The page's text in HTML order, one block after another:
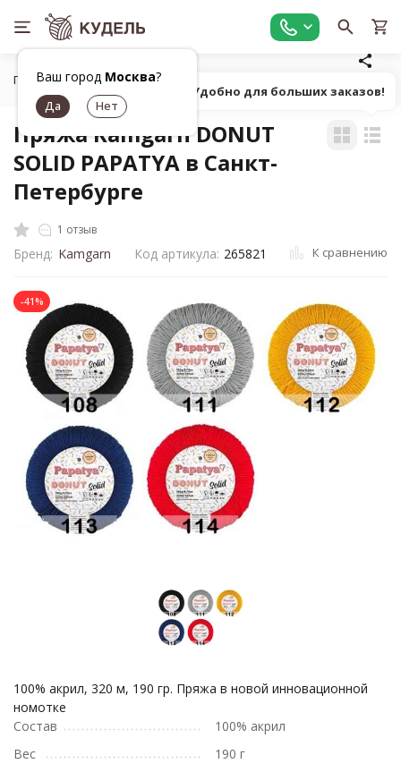
Ваш город Москва?
Главная Все для вязания
Пряжа Kamgarn DONUT
SOLID PAPATYA в Санкт-
Петербурге
1 отзыв
Бренд: Kamgarn Код артикула: 265821 К сравнению
-41%
100% акрил, 320 м, 190 гр. Пряжа в новой инновационной
номотке
Состав
100% акрил
Вес
190 г
Попробуй! Удобно для больших заказов!